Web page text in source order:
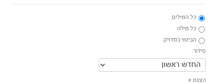
כל המילים
כל מילה
הביטוי במדויק
סידור:
הצגת #